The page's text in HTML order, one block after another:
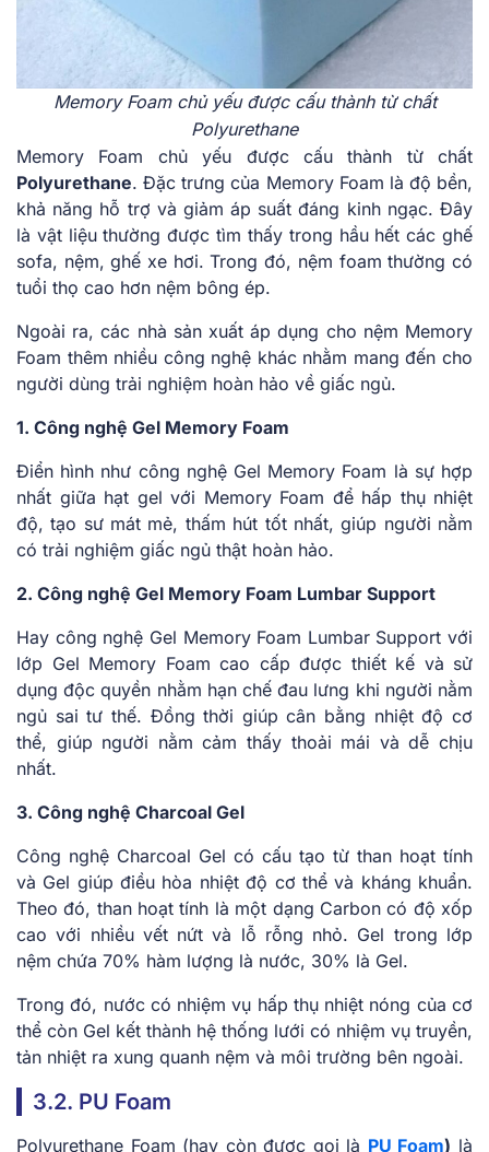
Memory Foam chủ yếu được cấu thành từ chất
Polyurethane
Memory Foam chủ yếu được cấu thành từ chất
Polyurethane. Đặc trưng của Memory Foam là độ bền,
khả năng hỗ trợ và giảm áp suất đáng kinh ngạc. Đây
là vật liệu thường được tìm thấy trong hầu hết các ghế
sofa, nệm, ghế xe hơi. Trong đó, nệm foam thường có
tuổi thọ cao hơn nệm bông ép.
Ngoài ra, các nhà sản xuất áp dụng cho nệm Memory
Foam thêm nhiều công nghệ khác nhằm mang đến cho
người dùng trải nghiệm hoàn hảo về giấc ngủ.
1. Công nghệ Gel Memory Foam
Điển hình như công nghệ Gel Memory Foam là sự hợp
nhất giữa hạt gel với Memory Foam để hấp thụ nhiệt
độ, tạo sư mát mẻ, thấm hút tốt nhất, giúp người nằm
có trải nghiệm giấc ngủ thật hoàn hảo.
2. Công nghệ Gel Memory Foam Lumbar Support
Hay công nghệ Gel Memory Foam Lumbar Support với
lớp Gel Memory Foam cao cấp được thiết kế và sử
dụng độc quyền nhằm hạn chế đau lưng khi người nằm
ngủ sai tư thế. Đồng thời giúp cân bằng nhiệt độ cơ
thể, giúp người nằm cảm thấy thoải mái và dễ chịu
nhất.
3. Công nghệ Charcoal Gel
Công nghệ Charcoal Gel có cấu tạo từ than hoạt tính
và Gel giúp điều hòa nhiệt độ cơ thể và kháng khuẩn.
Theo đó, than hoạt tính là một dạng Carbon có độ xốp
cao với nhiều vết nứt và lỗ rỗng nhỏ. Gel trong lớp
nệm chứa 70% hàm lượng là nước, 30% là Gel.
Trong đó, nước có nhiệm vụ hấp thụ nhiệt nóng của cơ
thể còn Gel kết thành hệ thống lưới có nhiệm vụ truyền,
tản nhiệt ra xung quanh nệm và môi trường bên ngoài.
3.2. PU Foam
Polyurethane Foam (hay còn được gọi là PU Foam) là